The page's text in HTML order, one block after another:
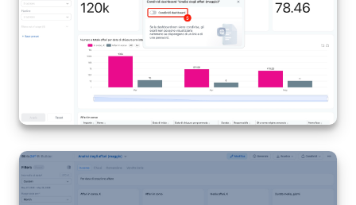
Telefonia
Mio profilo
Impostazioni
Enterprise
Bitrix24 On-Premise